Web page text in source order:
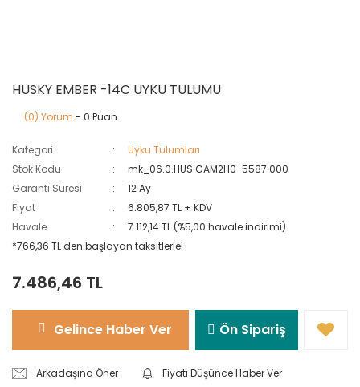
HUSKY EMBER -14C UYKU TULUMU
(0) Yorum - 0 Puan
Kategori
Uyku Tulumları
Stok Kodu
mk_06.0.HUS.CAM2H0-5587.000
Garanti Süresi
12 Ay
Fiyat
6.805,87 TL + KDV
Havale
7.112,14 TL (%5,00 havale indirimi)
*766,36 TL den başlayan taksitlerle!
7.486,46 TL
Gelince Haber Ver Ön Sipariş
Arkadaşına Öner
Fiyatı Düşünce Haber Ver